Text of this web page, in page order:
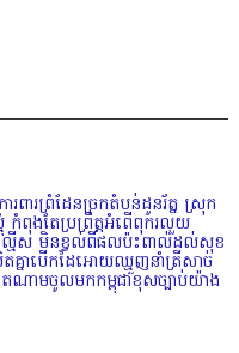
ារពារព្រំដែនច្រកតំបន់ដូនរ័ត្ន ស្រុក
កំពុងតែប្រព្រឹត្តអំពើពុករលួយ
ើស មិនខ្វល់ពីផលប៉ះពាល់ដល់សុខ
គ្នាបើកដៃអោយឈ្មួញនាំត្រីសាច់
ណាមចូលមកកម្ពុជាខុសច្បាប់យ៉ាង